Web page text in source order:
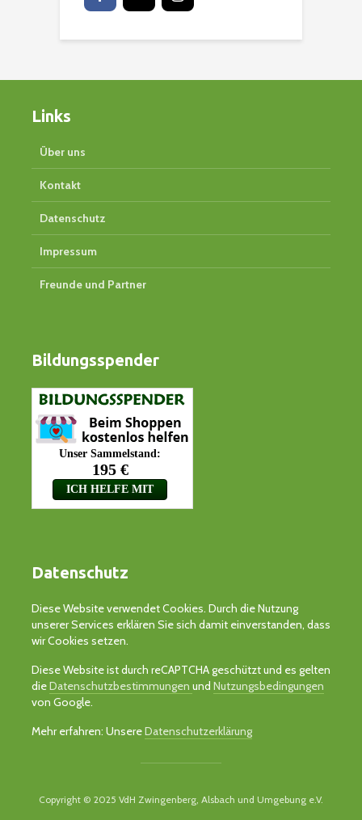
Links
Über uns
Kontakt
Datenschutz
Impressum
Freunde und Partner
Bildungsspender
Datenschutz
Diese Website verwendet Cookies. Durch die Nutzung
unserer Services erklären Sie sich damit einverstanden, dass
wir Cookies setzen.
Diese Website ist durch reCAPTCHA geschützt und es gelten
dieDatenschutzbestimmungen und Nutzungsbedingungen
von Google.
Mehr erfahren: UnsereDatenschutzerklärung
Copyright © 2025 VdH Zwingenberg, Alsbach und Umgebung e.V.